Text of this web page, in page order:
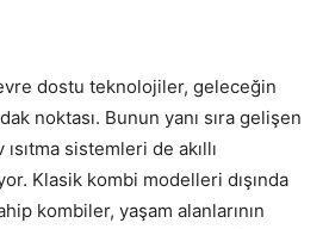
dostu teknolojiler, geleceğin
noktası. Bunun yanı sıra gelişen
sistemleri de akıllı
Klasik kombi modelleri dışında
kombiler, yaşam alanlarının